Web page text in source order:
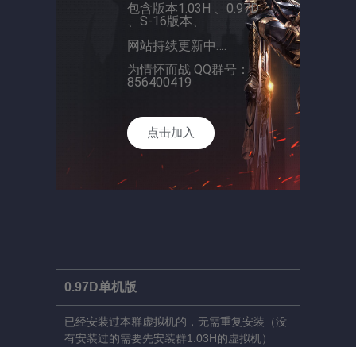
包含版本1.03H 、0.97D
、S-16版本、
网站持续更新中….
为情怀而战 QQ群号：
856400419
点击加入
0.97D单机版
已经安装过本群虚拟机的，无需重复安装（没
有安装过的需要先安装群1.03H的虚拟机）